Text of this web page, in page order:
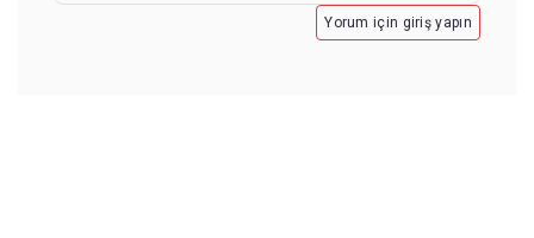
Yorum için giriş yapın